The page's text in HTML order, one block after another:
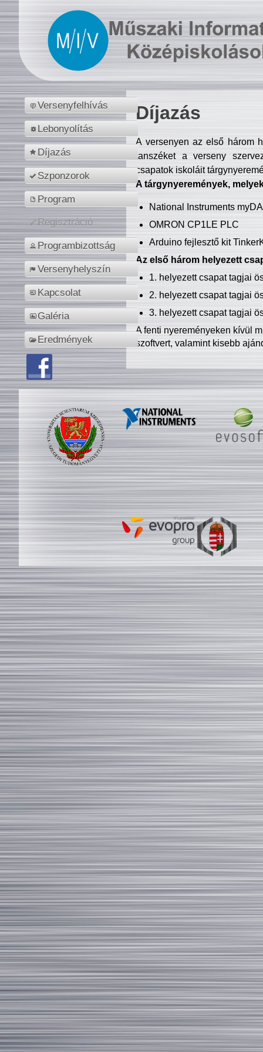
Versenyfelhívás
Lebonyolítás
Díjazás
Szponzorok
Program
Regisztráció
Programbizottság
Versenyhelyszín
Kapcsolat
Galéria
Eredmények
Díjazás
A versenyen az első három
tanszéket a verseny
csapatok iskoláit
A tárgynyeremények,
National Instruments
OMRON CP1LE PLC
Arduino fejlesztő kit
Az első három helyezett
1. helyezett csapat tagjai
2. helyezett csapat tagjai
3. helyezett csapat tagjai
A fenti nyereményeken kívül
szoftvert, valamint kisebb